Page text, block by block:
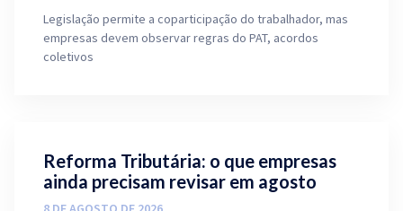
Legislação permite a coparticipação do trabalhador, mas
empresas devem observar regras do PAT, acordos
coletivos
Reforma Tributária: o que empresas
ainda precisam revisar em agosto